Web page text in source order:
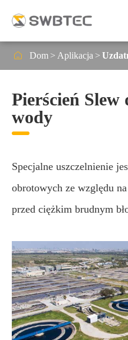
 Dom Aplikacja
Pierścień
wody
Specjalne uszczelnienie
obrotowych ze względu
przed ciężkim brudnym